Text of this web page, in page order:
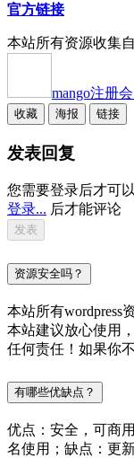
官方链接
本站所有资源收集
mango注册
收藏 海报 链接
发表回复
您需要登录后才可
登录... 后才能评论
资源安全吗？
本站所有wordpress
本站建议放心使用
任何责任！如果你
有哪些优缺点？
优点：安全，可商
名使用；缺点：更